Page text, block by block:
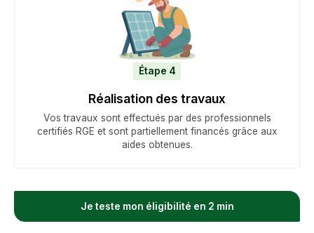
Étape 4
Réalisation des travaux
Vos travaux sont effectués par des professionnels
certifiés RGE et sont partiellement financés grâce aux
aides obtenues.
Je teste mon éligibilité en 2 min